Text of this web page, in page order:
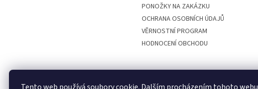
PONOŽKY NA ZAKÁZKU
OCHRANA OSOBNÍCH ÚDAJŮ
VĚRNOSTNÍ PROGRAM
HODNOCENÍ OBCHODU